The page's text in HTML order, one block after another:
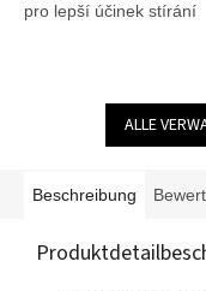
pro lepší účinek stírání
ALLE
Beschreibung